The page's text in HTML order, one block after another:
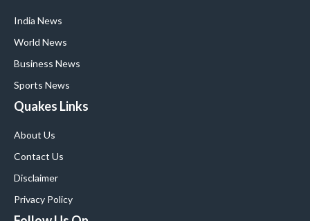
India News
World News
Business News
Sports News
Quakes Links
About Us
Contact Us
Disclaimer
Privacy Policy